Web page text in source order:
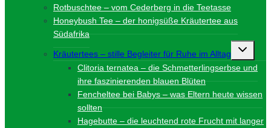
Rotbuschtee – vom Cederberg in die Teetasse
Honeybush Tee – der honigsüße Kräutertee aus
Südafrika
Kräutertees – stille Begleiter für Ruhe im Alltag
Clitoria ternatea – die Schmetterlingserbse und
ihre faszinierenden blauen Blüten
Fencheltee bei Babys – was Eltern heute wissen
sollten
Hagebutte – die leuchtend rote Frucht mit langer